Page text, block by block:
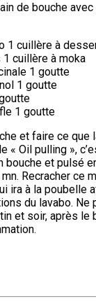
de bouche
1 cuillère à
cuillère à moka
1 goutte
1 goutte
1 goutte
et faire ce que
« Oil pulling »,
bouche et pulsé
Recracher ce
ira à la poubelle
du lavabo. Ne
et soir, après le